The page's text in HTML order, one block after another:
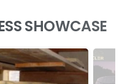
SHOWCASE